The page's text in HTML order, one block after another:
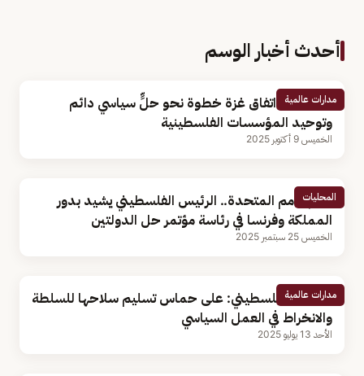
أحدث أخبار الوسم
مدارات عالمية
«عباس»: اتفاق غزة خطوة نحو حلٍّ سياسي دائم
وتوحيد المؤسسات الفلسطينية
الخميس 9 أكتوبر 2025
المحليات
أمام الأمم المتحدة.. الرئيس الفلسطيني يشيد بدور
المملكة وفرنسا في رئاسة مؤتمر حل الدولتين
الخميس 25 سبتمبر 2025
مدارات عالمية
الرئيس الفلسطيني: على حماس تسليم سلاحها للسلطة
والانخراط في العمل السياسي
الأحد 13 يوليو 2025